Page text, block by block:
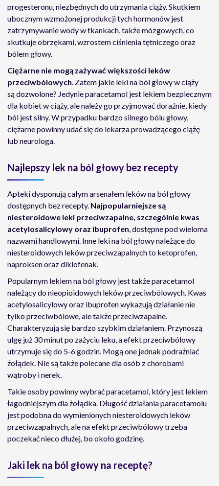
progesteronu, niezbędnych do utrzymania ciąży. Skutkiem
ubocznym wzmożonej produkcji tych hormonów jest
zatrzymywanie wody w tkankach, także mózgowych, co
skutkuje obrzękami, wzrostem ciśnienia tętniczego oraz
bólem głowy.
Ciężarne nie mogą zażywać większości leków
przeciwbólowych. Zatem jakie leki na ból głowy w ciąży
są dozwolone? Jedynie paracetamol jest lekiem bezpiecznym
dla kobiet w ciąży, ale należy go przyjmować doraźnie, kiedy
ból jest silny. W przypadku bardzo silnego bólu głowy,
ciężarne powinny udać się do lekarza prowadzącego ciążę
lub neurologa.
Najlepszy lek na ból głowy bez recepty
Apteki dysponują całym arsenałem leków na ból głowy
dostępnych bez recepty. Najpopularniejsze są
niesteroidowe leki przeciwzapalne, szczególnie kwas
acetylosalicylowy oraz ibuprofen, dostępne pod wieloma
nazwami handlowymi. Inne leki na ból głowy należące do
niesteroidowych leków przeciwzapalnych to ketoprofen,
naproksen oraz diklofenak.
Popularnym lekiem na ból głowy jest także paracetamol
należący do nieopioidowych leków przeciwbólowych. Kwas
acetylosalicylowy oraz ibuprofen wykazują działanie nie
tylko przeciwbólowe, ale także przeciwzapalne.
Charakteryzują się bardzo szybkim działaniem. Przynoszą
ulgę już 30 minut po zażyciu leku, a efekt przeciwbólowy
utrzymuje się do 5-6 godzin. Mogą one jednak podrażniać
żołądek. Nie są także polecane dla osób z chorobami
wątroby i nerek.
Takie osoby powinny wybrać paracetamol, który jest lekiem
łagodniejszym dla żołądka. Długość działania paracetamolu
jest podobna do wymienionych niesteroidowych leków
przeciwzapalnych, ale na efekt przeciwbólowy trzeba
poczekać nieco dłużej, bo około godzinę.
Jaki lek na ból głowy na receptę?